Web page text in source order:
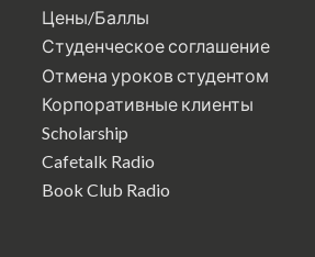
Цены/Баллы
Студенческое соглашение
Отмена уроков студентом
Корпоративные клиенты
Scholarship
Cafetalk Radio
Book Club Radio